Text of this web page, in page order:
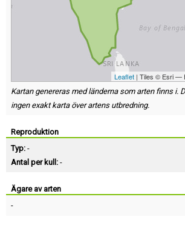
Leaflet | Tiles © Esri —
Kartan genereras med länderna som arten finns i.
ingen exakt karta över artens utbredning.
Reproduktion
Typ: -
Antal per kull: -
Ägare av arten
-